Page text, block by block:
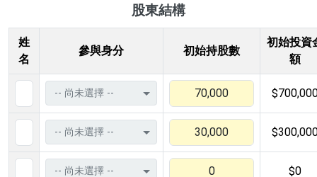
股東結構
姓
名
參與身分 初始持股數
初始投資
額
$0